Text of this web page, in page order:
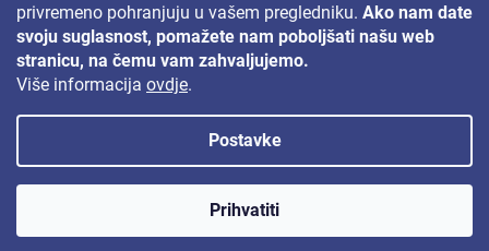
privremeno pohranjuju u vašem pregledniku. Ako nam date
svoju suglasnost, pomažete nam poboljšati našu web
stranicu, na čemu vam zahvaljujemo.
Više informacija ovdje.
Postavke
Prihvatiti
Za akcije, nagradne igre i popuste pratite nas na:
Autorsko pravo 2026 Lavonio.hr. Sva prava pridržana.